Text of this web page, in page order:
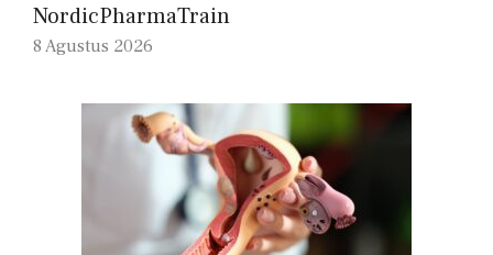
NordicPharmaTrain
8 Agustus 2026